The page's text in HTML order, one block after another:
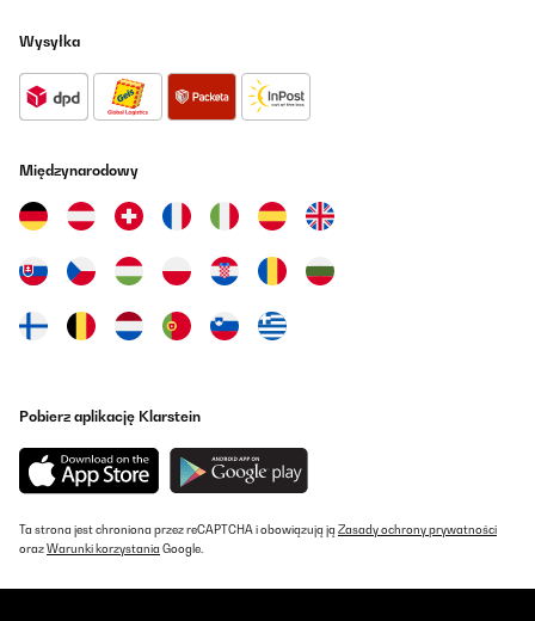
Wysyłka
Międzynarodowy
Pobierz aplikację Klarstein
Ta strona jest chroniona przez reCAPTCHA i obowiązują ją Zasady ochrony prywatności
orazWarunki korzystania Google.